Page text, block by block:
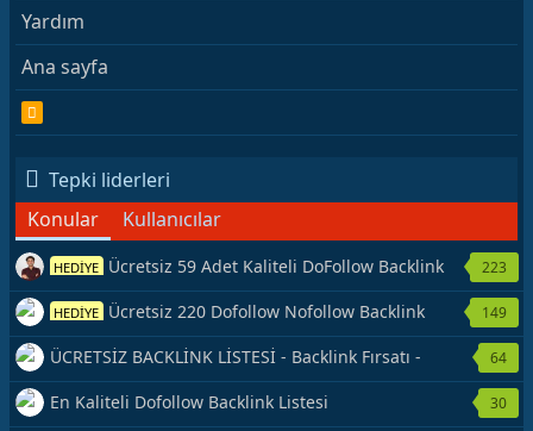
Yardım
Ana sayfa
S
Tepki liderleri
Konular
Kullanıcılar
HEDİYE Ücretsiz 59 Adet Kaliteli DoFollow Backlink
Kaynağı Veriyorum.
223
HEDİYE Ücretsiz 220 Dofollow Nofollow Backlink
Veriyorum
149
ÜCRETSİZ BACKLİNK LİSTESİ - Backlink Fırsatı -
Hemen Yetiş!
64
En Kaliteli Dofollow Backlink Listesi 30